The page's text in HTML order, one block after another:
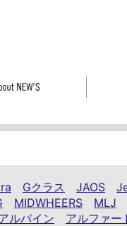
Gクラス JAOS
MIDWHEERS
MLJ
ルパイン
アルファー